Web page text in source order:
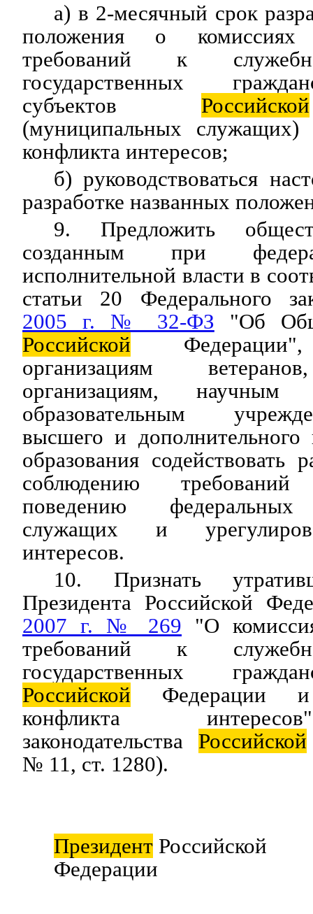
а) в 2-месячный срок
положения о
требований к
государственных
субъектов Российской
(муниципальных служащих)
конфликта интересов;
б) руководствоваться
разработке названных
9. Предложить
созданным при
исполнительной власти в
статьи 20 Федерального
2005 г. № 32-ФЗ "Об
Российской Федерации",
организациям
организациям, научным
образовательным
высшего и дополнительного
образования содействовать
соблюдению
поведению федеральных
служащих и
интересов.
10. Признать
Президента Российской
2007 г. № 269 "О
требований к
государственных
Российской Федерации и
конфликта
законодательства Российской
№ 11, ст. 1280).
Президент Российской
Федерации